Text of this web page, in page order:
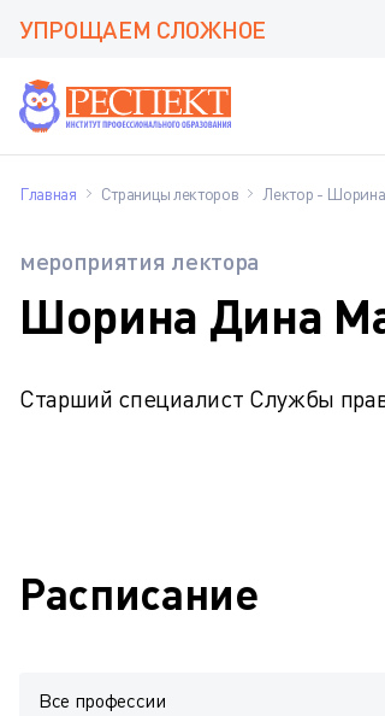
УПРОЩАЕМ СЛОЖНОЕ
Главная Страницы лекторов Лектор -
мероприятия лектора
Шорина Дина
Старший специалист Службы
Расписание
Все профессии